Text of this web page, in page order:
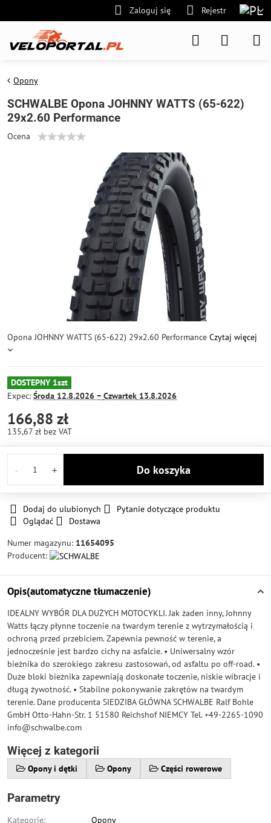
Zaloguj się Rejestr
Opony
SCHWALBE Opona JOHNNY WATTS (65-622)
29x2.60 Performance
Ocena
Opona JOHNNY WATTS (65-622) 29x2.60 Performance Czytaj więcej
DOSTEPNY 1szt
Expec: Środa 12.8.2026 − Czwartek 13.8.2026
166,88 zł
135,67 zł bez VAT
Do koszyka
Dodaj do ulubionych
Pytanie dotyczące produktu
Oglądać
Dostawa
Numer magazynu: 11654095
Producent:
Opis(automatyczne tłumaczenie)
IDEALNY WYBÓR DLA DUŻYCH MOTOCYKLI. Jak żaden inny, Johnny
Watts łączy płynne toczenie na twardym terenie z wytrzymałością i
ochroną przed przebiciem. Zapewnia pewność w terenie, a
jednocześnie jest bardzo cichy na asfalcie. • Uniwersalny wzór
bieżnika do szerokiego zakresu zastosowań, od asfaltu po off-road. •
Duże bloki bieżnika zapewniają doskonałe toczenie, niskie wibracje i
długą żywotność. • Stabilne pokonywanie zakrętów na twardym
terenie. Dane producenta SIEDZIBA GŁÓWNA SCHWALBE Ralf Bohle
GmbH Otto-Hahn-Str. 1 51580 Reichshof NIEMCY Tel. +49-2265-1090
info@schwalbe.com
Więcej z kategorii
Opony i dętki Opony Części rowerowe
Parametry
Kategorie: Opony